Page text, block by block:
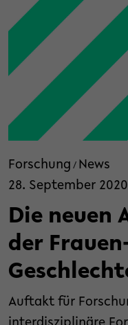
Forschung / News
28. September 2020
Die neuen
der
Auftakt für